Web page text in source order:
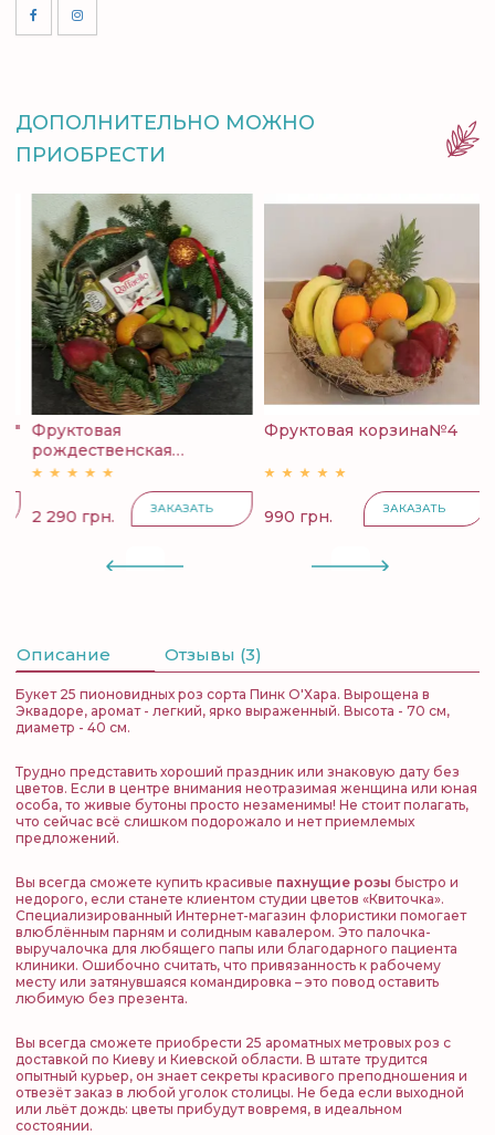
ДОПОЛНИТЕЛЬНО МОЖНО
ПРИОБРЕСТИ
Фруктовая
рождественская
корзина...
2 290 грн. ЗАКАЗАТЬ
Фруктовая корзина№4
990 грн. ЗАКАЗАТЬ
Описание Отзывы (3)
Букет 25 пионовидных роз сорта Пинк О'Хара. Вырощена в
Эквадоре, аромат - легкий, ярко выраженный. Высота - 70 см,
диаметр - 40 см.
Трудно представить хороший праздник или знаковую дату без
цветов. Если в центре внимания неотразимая женщина или юная
особа, то живые бутоны просто незаменимы! Не стоит полагать,
что сейчас всё слишком подорожало и нет приемлемых
предложений.
Вы всегда сможете купить красивые пахнущие розы быстро и
недорого, если станете клиентом студии цветов «Квиточка».
Специализированный Интернет-магазин флористики помогает
влюблённым парням и солидным кавалером. Это палочка-
выручалочка для любящего папы или благодарного пациента
клиники. Ошибочно считать, что привязанность к рабочему
месту или затянувшаяся командировка – это повод оставить
любимую без презента.
Вы всегда сможете приобрести 25 ароматных метровых роз с
доставкой по Киеву и Киевской области. В штате трудится
опытный курьер, он знает секреты красивого преподношения и
отвезёт заказ в любой уголок столицы. Не беда если выходной
или льёт дождь: цветы прибудут вовремя, в идеальном
состоянии.